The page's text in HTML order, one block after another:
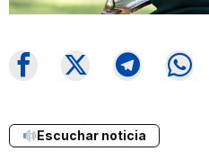
Escuchar noticia